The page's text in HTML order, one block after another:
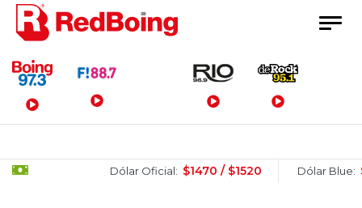
Menú Principal
Dólar Oficial: $1470 / $1520 Dólar Blue: